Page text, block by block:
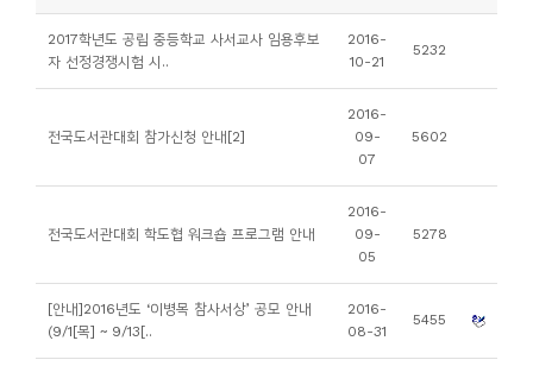
2017학년도 공립 중등학교 사서교사 임용후보
자 선정경쟁시험 시..
2016-
10-21
5232
전국도서관대회 참가신청 안내[2]
2016-
09-
07
5602
전국도서관대회 학도협 워크숍 프로그램 안내
2016-
09-
05
5278
[안내]2016년도 ‘이병목 참사서상’ 공모 안내
(9/1[목] ~ 9/13[..
2016-
08-31
5455
티
아
사